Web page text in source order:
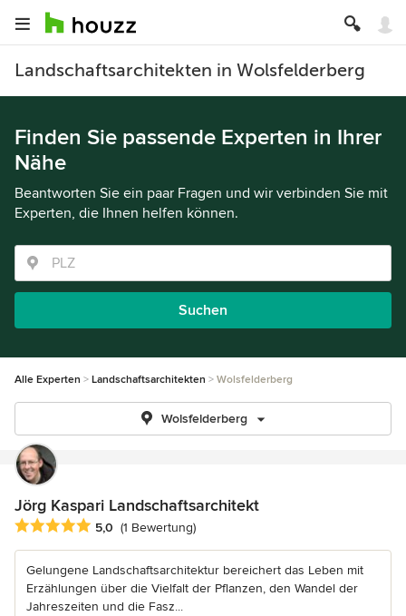
Landschaftsarchitekten in Wolsfelderberg
Finden Sie passende Experten in Ihrer
Nähe
Beantworten Sie ein paar Fragen und wir verbinden Sie mit
Experten, die Ihnen helfen können.
Suchen
Alle Experten Landschaftsarchitekten Wolsfelderberg
Wolsfelderberg
Jörg Kaspari Landschaftsarchitekt
Durchschnittliche Bewertung: 5 von 5 Sternen
5,0 (1 Bewertung)
Gelungene Landschaftsarchitektur bereichert das Leben mit
Erzählungen über die Vielfalt der Pflanzen, den Wandel der
Jahreszeiten und die Fasz...